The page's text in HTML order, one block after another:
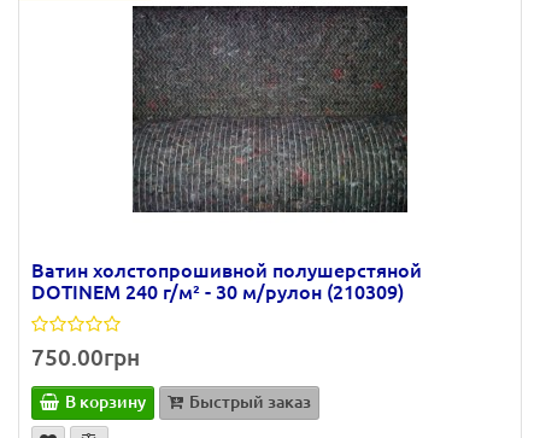
Ватин холстопрошивной полушерстяной
DOTINEM 240 г/м² - 30 м/рулон (210309)
750.00грн
В корзину Быстрый заказ